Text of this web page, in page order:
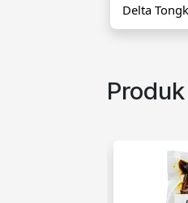
Delta